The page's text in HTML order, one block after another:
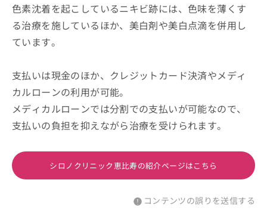
色素沈着を起こしているニキビ跡には、色味を薄くす
る治療を施しているほか、美白剤や美白点滴を併用し
ています。
支払いは現金のほか、クレジットカード決済やメディ
カルローンの利用が可能。
メディカルローンでは分割での支払いが可能なので、
支払いの負担を抑えながら治療を受けられます。
シロノクリニック恵比寿の紹介ページはこちら
コンテンツの誤りを送信する